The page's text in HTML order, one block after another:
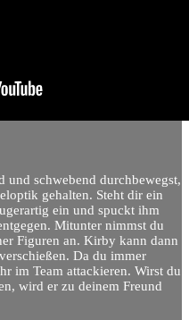
schwebend durchbewegst,
gehalten. Steht dir ein
ein und spuckt ihm
Mitunter nimmst du
Figuren an. Kirby kann dann
Da du immer
im Team attackieren. Wirst du
wird er zu deinem Freund